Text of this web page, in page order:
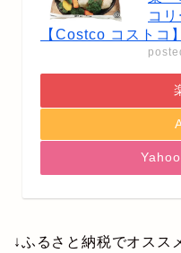
コ
【Costco コストコ】
↓ふるさと納税でオスス